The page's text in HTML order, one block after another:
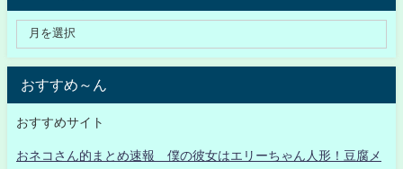
おすすめ～ん
おすすめサイト
おネコさん的まとめ速報 僕の彼女はエリーちゃん人形！豆腐メ